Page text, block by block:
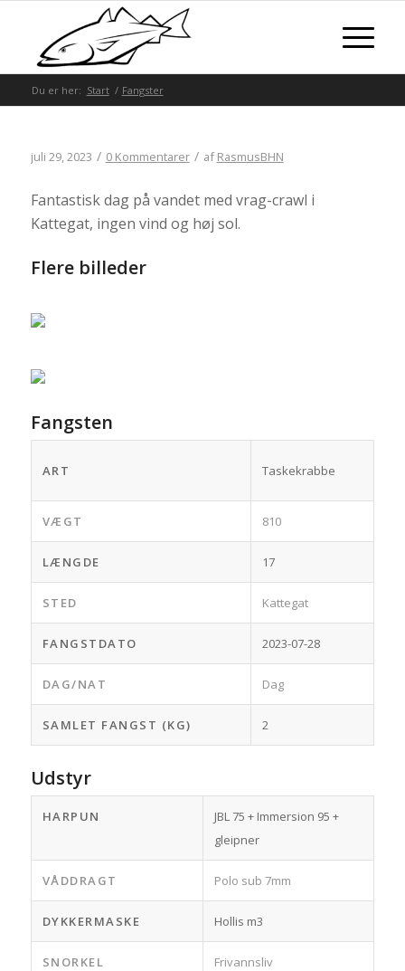
Du er her: Start / Fangster
juli 29, 2023 / 0 Kommentarer / afRasmusBHN
Fantastisk dag på vandet med vrag-crawl i
Kattegat, ingen vind og høj sol.
Flere billeder
Fangsten
ART Taskekrabbe
VÆGT 810
LÆNGDE 17
STED Kattegat
FANGSTDATO 2023-07-28
DAG/NAT Dag
SAMLET FANGST (KG) 2
Udstyr
HARPUN
JBL 75 + Immersion 95 +
gleipner
VÅDDRAGT Polo sub 7mm
DYKKERMASKE Hollis m3
SNORKEL Frivannsliv